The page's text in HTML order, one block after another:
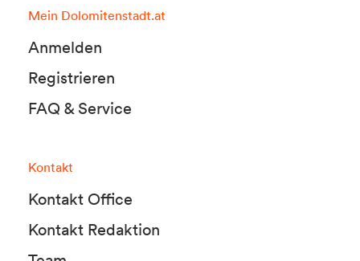
Mein Dolomitenstadt.at
Anmelden
Registrieren
FAQ & Service
Kontakt
Kontakt Office
Kontakt Redaktion